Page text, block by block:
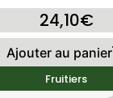
24,10€
Ajouter au panier
Fruitiers